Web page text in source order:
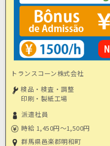
トランスコーン株式会社
検品・検査・調整
印刷・製紙工場
派遣社員
時給 1,450円～1,500円
群馬県邑楽郡明和町